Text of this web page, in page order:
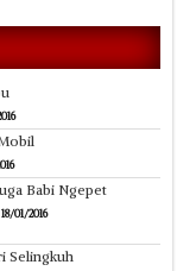
Babi Ngepet
01/2016
Selingkuh